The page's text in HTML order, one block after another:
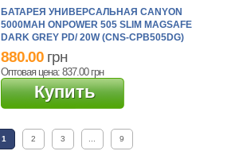
БАТАРЕЯ УНИВЕРСАЛЬНАЯ CANYON
5000MAH ONPOWER 505 SLIM MAGSAFE
DARK GREY PD/ 20W (CNS-CPB505DG)
880.00 грн
Оптовая цена: 837.00 грн
Купить
1 2 3 9